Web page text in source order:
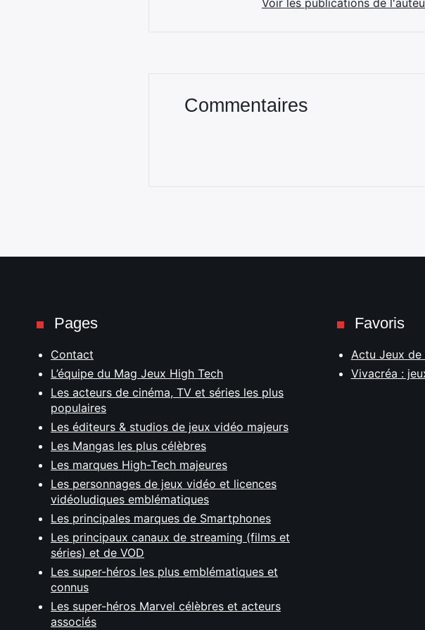
Voir les publications de
Commentaires
Pages
Contact
L’équipe du Mag Jeux High Tech
Les acteurs de cinéma, TV et séries les plus
populaires
Les éditeurs & studios de jeux vidéo majeurs
Les Mangas les plus célèbres
Les marques High-Tech majeures
Les personnages de jeux vidéo et licences
vidéoludiques emblématiques
Les principales marques de Smartphones
Les principaux canaux de streaming (films et
séries) et de VOD
Les super-héros les plus emblématiques et
connus
Les super-héros Marvel célèbres et acteurs
associés
Favoris
Actu Jeux
Vivacréa :